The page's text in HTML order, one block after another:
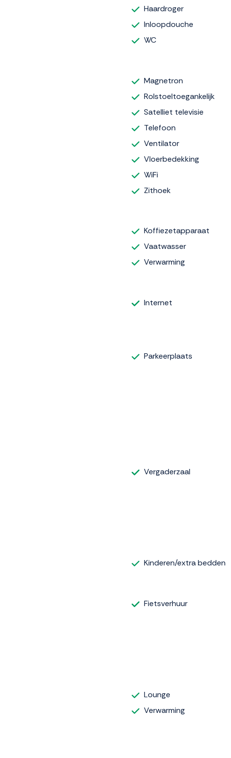
Haardroger
Inloopdouche
WC
Magnetron
Rolstoeltoegankelijk
Satelliet televisie
Telefoon
Ventilator
Vloerbedekking
WiFi
Zithoek
Koffiezetapparaat
Vaatwasser
Verwarming
Internet
Parkeerplaats
Vergaderzaal
Kinderen/extra bedden
Fietsverhuur
Lounge
Verwarming